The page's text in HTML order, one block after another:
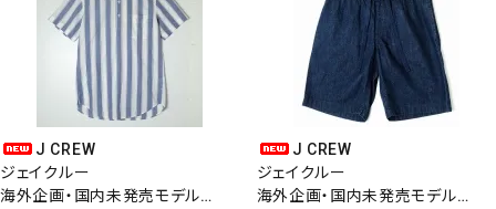
J CREW
ジェイクルー
海外企画・国内未発売モデル
J CREW
ジェイクルー
海外企画・国内未発売モデル